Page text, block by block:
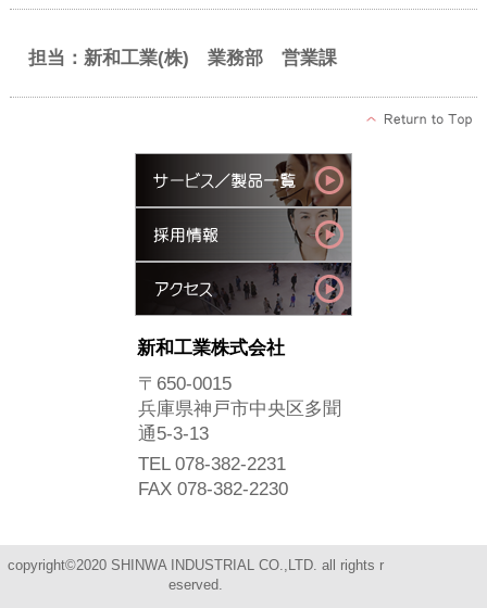
担当：新和工業(株) 業務部 営業課
新和工業株式会社
〒650-0015
兵庫県神戸市中央区多聞
通5-3-13
TEL 078-382-2231
FAX 078-382-2230
copyright©2020 SHINWA INDUSTRIAL CO.,LTD. all rights r
eserved.